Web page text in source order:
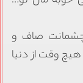
چشمانت صاف و
وقت از دنیا